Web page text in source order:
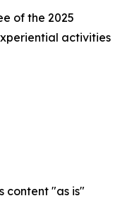
of the 2025
activities
content "as is"